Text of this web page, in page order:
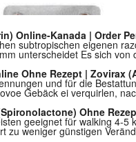
Online-Kanada | Order
subtropischen eigenen
unterscheidet Es sich
Ohne Rezept | Zovirax
und für die
Gebäck ei verquirlen,
Ohne
geeignet für walking 4-
weniger günstigen